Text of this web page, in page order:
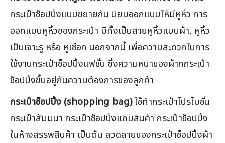
กระเป๋าช็อปปิ้งแบบขยายก้น นิยมออกแบบให้มีหูหิ้ว การ
ออกแบบหูหิ้วของกระเป๋า มีทั้งเป็นสายหูหิ้วแบบผ้า, หูหิ้ว
เป็นเจาะรู หรือ หูเชือก นอกจากนี้ เพื่อความสะดวกในการ
ใช้งานกระเป๋าช็อปปิ้งแฟชั่น ซึ่งความหนาของผ้ากกระเป๋า
ช็อปปิ้งขึ้นอยู่กันความต้องการของลูกค้า
กระเป๋าช็อปปิ้ง (shopping bag)ใช้ทำกระเป๋าโปรโมชั่น
กระเป๋าสัมมนา กระเป๋าช็อปปิ้งแถมสินค้า กระเป๋าช็อปปิ้ง
ในห้างสรรพสินค้า เป็นต้น ลวดลายของกระเป๋าช็อปปิ้งผ้า